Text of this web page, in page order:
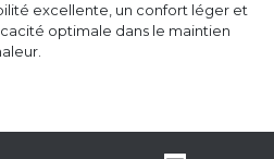
excellente, un confort léger et
optimale dans le maintien